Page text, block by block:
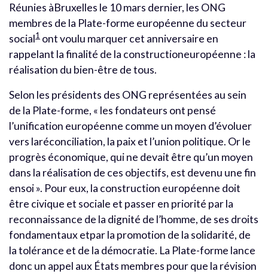
Réunies àBruxelles le 10 mars dernier, les ONG
membres de la Plate-forme européenne du secteur
social1 ont voulu marquer cet anniversaire en
rappelant la finalité de la constructioneuropéenne : la
réalisation du bien-être de tous.
Selon les présidents des ONG représentées au sein
de la Plate-forme, « les fondateurs ont pensé
l’unification européenne comme un moyen d’évoluer
vers laréconciliation, la paix et l’union politique. Or le
progrès économique, qui ne devait être qu’un moyen
dans la réalisation de ces objectifs, est devenu une fin
ensoi ». Pour eux, la construction européenne doit
être civique et sociale et passer en priorité par la
reconnaissance de la dignité de l’homme, de ses droits
fondamentaux etpar la promotion de la solidarité, de
la tolérance et de la démocratie. La Plate-forme lance
donc un appel aux États membres pour que la révision